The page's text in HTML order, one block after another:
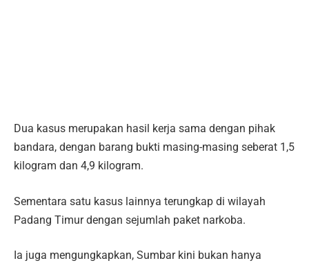
Dua kasus merupakan hasil kerja sama dengan pihak
bandara, dengan barang bukti masing-masing seberat 1,5
kilogram dan 4,9 kilogram.
Sementara satu kasus lainnya terungkap di wilayah
Padang Timur dengan sejumlah paket narkoba.
Ia juga mengungkapkan, Sumbar kini bukan hanya